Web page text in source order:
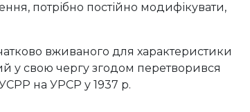
потрібно постійно модифікувати,
вживаного для характеристики
у свою чергу згодом перетворився
на УРСР у 1937 р.